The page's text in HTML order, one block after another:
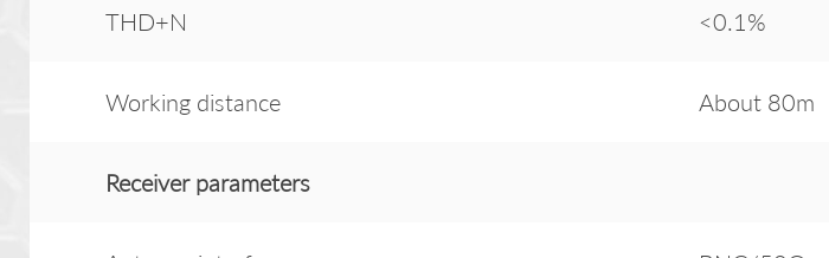
THD+N <0.1%
Working distance About 80m
Receiverparameters